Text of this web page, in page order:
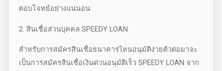
ตอบโจทย์อย่างแน่นอน
2. สินเชื่อส่วนบุคคล SPEEDY LOAN
สำหรับการสมัครสินเชื่อธนาคารไหนอนุมัติง่ายตัวต่อมาจะ
เป็นการสมัครสินเชื่อเงินด่วนอนุมัติเร็ว SPEEDY LOAN จาก